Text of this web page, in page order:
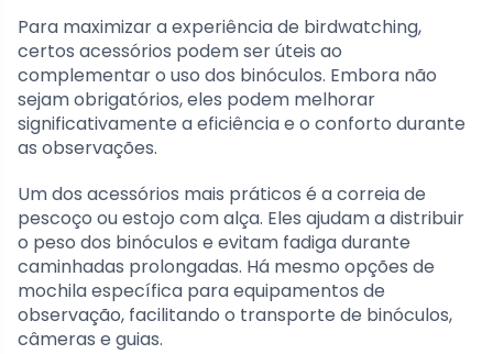
Para maximizar a experiência de birdwatching,
certos acessórios podem ser úteis ao
complementar o uso dos binóculos. Embora não
sejam obrigatórios, eles podem melhorar
significativamente a eficiência e o conforto durante
as observações.
Um dos acessórios mais práticos é a correia de
pescoço ou estojo com alça. Eles ajudam a distribuir
o peso dos binóculos e evitam fadiga durante
caminhadas prolongadas. Há mesmo opções de
mochila específica para equipamentos de
observação, facilitando o transporte de binóculos,
câmeras e guias.